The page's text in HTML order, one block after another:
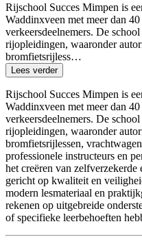
Rijschool Succes Mimpen is
Waddinxveen met meer dan
verkeersdeelnemers. De
rijopleidingen, waaronder
bromfietsrijless…
Lees verder
Rijschool Succes Mimpen is
Waddinxveen met meer dan
verkeersdeelnemers. De
rijopleidingen, waaronder
bromfietsrijlessen,
professionele instructeurs en
het creëren van
gericht op kwaliteit en
modern lesmateriaal en
rekenen op uitgebreide
of specifieke leerbehoeften